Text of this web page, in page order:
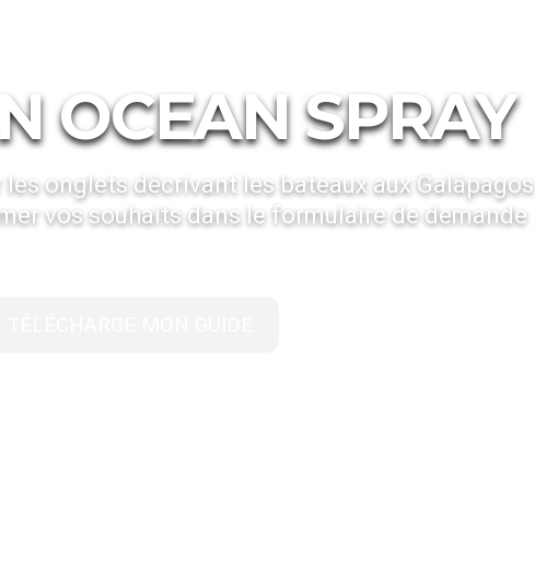
OCEAN SPRAY
onglets décrivant les bateaux aux Galápagos
vos souhaits dans le formulaire de demande